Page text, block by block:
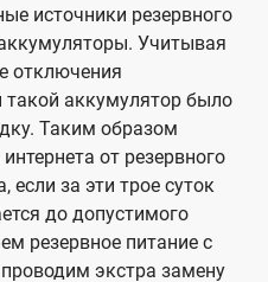
источники резервного
Учитывая
отключения
аккумулятор было
Таким образом
от резервного
если за эти трое суток
до допустимого
резервное питание с
экстра замену